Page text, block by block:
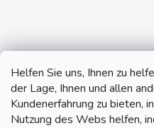
Helfen Sie uns, Ihnen zu
der Lage, Ihnen und allen
Kundenerfahrung zu bieten,
Nutzung des Webs helfen,